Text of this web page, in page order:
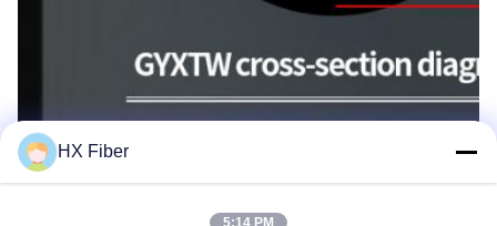
HX Fiber
5:14 PM